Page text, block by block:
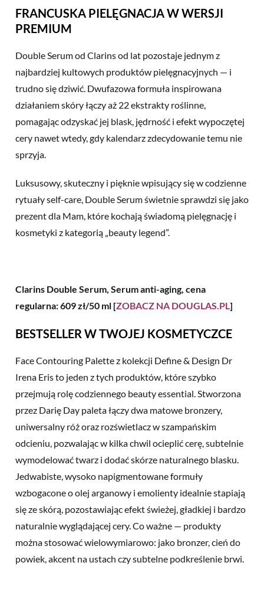
FRANCUSKA PIELĘGNACJA W WERSJI
PREMIUM
Double Serum od Clarins od lat pozostaje jednym z
najbardziej kultowych produktów pielęgnacyjnych — i
trudno się dziwić. Dwufazowa formuła inspirowana
działaniem skóry łączy aż 22 ekstrakty roślinne,
pomagając odzyskać jej blask, jędrność i efekt wypoczętej
cery nawet wtedy, gdy kalendarz zdecydowanie temu nie
sprzyja.
Luksusowy, skuteczny i pięknie wpisujący się w codzienne
rytuały self-care, Double Serum świetnie sprawdzi się jako
prezent dla Mam, które kochają świadomą pielęgnację i
kosmetyki z kategorią „beauty legend”.
Clarins Double Serum, Serum anti-aging, cena
regularna: 609 zł/50 ml [ZOBACZ NA DOUGLAS.PL]
BESTSELLER W TWOJEJ KOSMETYCZCE
Face Contouring Palette z kolekcji Define & Design Dr
Irena Eris to jeden z tych produktów, które szybko
przejmują rolę codziennego beauty essential. Stworzona
przez Darię Day paleta łączy dwa matowe bronzery,
uniwersalny róż oraz rozświetlacz w szampańskim
odcieniu, pozwalając w kilka chwil ocieplić cerę, subtelnie
wymodelować twarz i dodać skórze naturalnego blasku.
Jedwabiste, wysoko napigmentowane formuły
wzbogacone o olej arganowy i emolienty idealnie stapiają
się ze skórą, pozostawiając efekt świeżej, gładkiej i bardzo
naturalnie wyglądającej cery. Co ważne — produkty
można stosować wielowymiarowo: jako bronzer, cień do
powiek, akcent na ustach czy subtelne podkreślenie brwi.